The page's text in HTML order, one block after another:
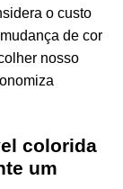
o custo
de cor
nosso
colorida
um